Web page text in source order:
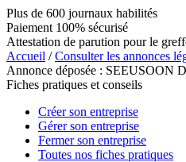
Plus de 600 journaux habilités
Paiement 100% sécurisé
Attestation de parution pour le
Accueil /Consulter les annonces
Annonce déposée : SEEUSOON
Fiches pratiques et conseils
Créer son entreprise
Gérer son entreprise
Fermer son entreprise
Toutes nos fiches pratiques